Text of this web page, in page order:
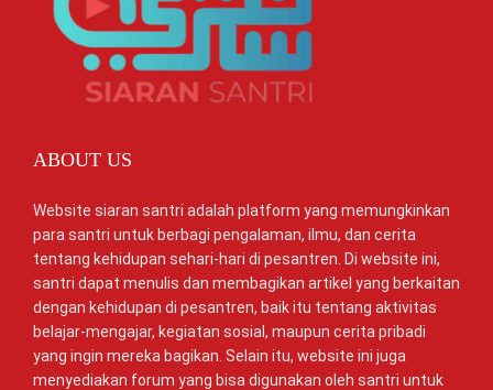
ABOUT US
Website siaran santri adalah platform yang memungkinkan
para santri untuk berbagi pengalaman, ilmu, dan cerita
tentang kehidupan sehari-hari di pesantren. Di website ini,
santri dapat menulis dan membagikan artikel yang berkaitan
dengan kehidupan di pesantren, baik itu tentang aktivitas
belajar-mengajar, kegiatan sosial, maupun cerita pribadi
yang ingin mereka bagikan. Selain itu, website ini juga
menyediakan forum yang bisa digunakan oleh santri untuk